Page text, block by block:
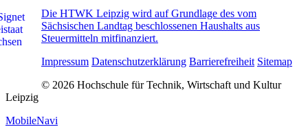
Die HTWK Leipzig wird auf Grundlage des vom
Sächsischen Landtag beschlossenen Haushalts aus
Steuermitteln mitfinanziert.
Impressum Datenschutzerklärung Barrierefreiheit Sitemap
© 2026 Hochschule für Technik, Wirtschaft und Kultur
Leipzig
MobileNavi